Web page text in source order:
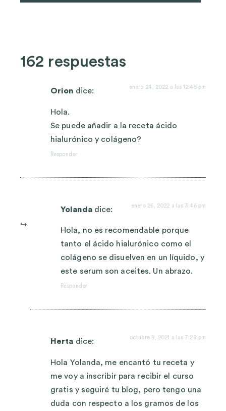
162 respuestas
Orion dice: enero 24, 2022 a las 12:45 pm
Hola.
Se puede añadir a la receta ácido
hialurónico y colágeno?
Responder
Yolanda dice: enero 26, 2022 a las 3:46 pm
Hola, no es recomendable porque
tanto el ácido hialurónico como el
colágeno se disuelven en un líquido, y
este serum son aceites. Un abrazo.
Responder
Herta dice: octubre 9, 2021 a las 7:28 pm
Hola Yolanda, me encantó tu receta y
me voy a inscribir para recibir el curso
gratis y seguiré tu blog, pero tengo una
duda con respecto a los gramos de los